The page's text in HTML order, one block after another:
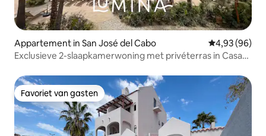
Appartement in San José del Cabo Gemiddelde
4,93 (96)
Exclusieve 2-slaapkamerwoning met privéterras in Casa
Favoriet van gasten
Favoriet van gasten